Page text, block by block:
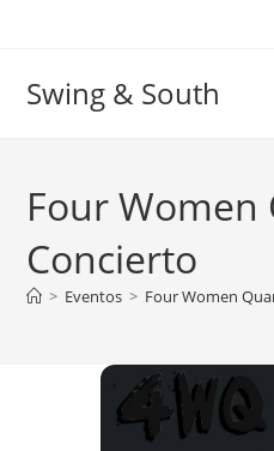
Swing & South
Four Women
Concierto
> Eventos > Four Women